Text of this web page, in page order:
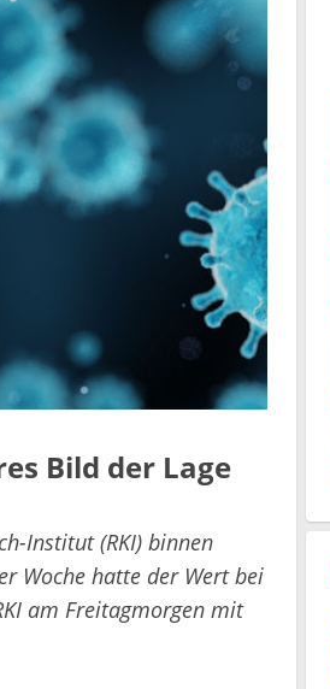
Bild der Lage
Institut (RKI) binnen
Woche hatte der Wert bei
am Freitagmorgen mit